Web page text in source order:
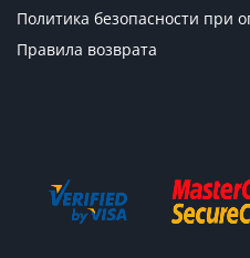
Политика безопасности при
Правила возврата